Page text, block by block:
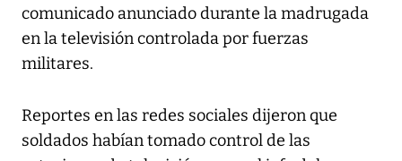
comunicado anunciado durante la madrugada
en la televisión controlada por fuerzas
militares.
Reportes en las redes sociales dijeron que
soldados habían tomado control de las